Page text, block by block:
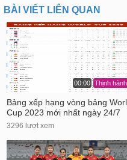
BÀI VIẾT LIÊN QUAN
00:00 Thịnh hành
Bảng xếp hạng vòng bảng
Cup 2023 mới nhất ngày 24/7
3296 lượt xem